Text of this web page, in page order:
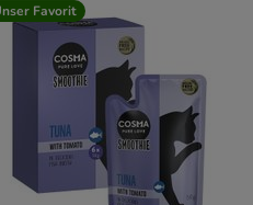
Favorit